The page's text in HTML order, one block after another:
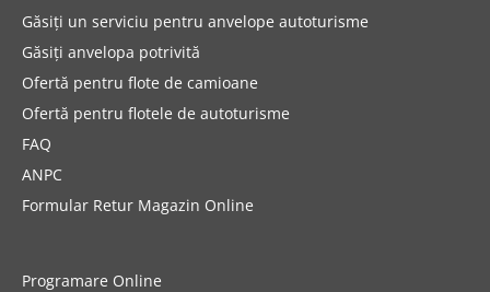
Găsiți un serviciu pentru anvelope autoturisme
Găsiți anvelopa potrivită
Ofertă pentru flote de camioane
Ofertă pentru flotele de autoturisme
FAQ
ANPC
Formular Retur Magazin Online
Programare Online